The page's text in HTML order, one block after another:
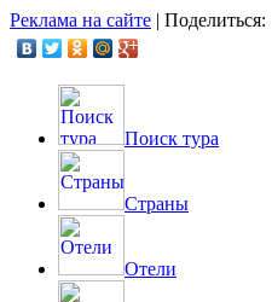
Реклама на сайте | Поделиться:
Поиск тура
Страны
Отели